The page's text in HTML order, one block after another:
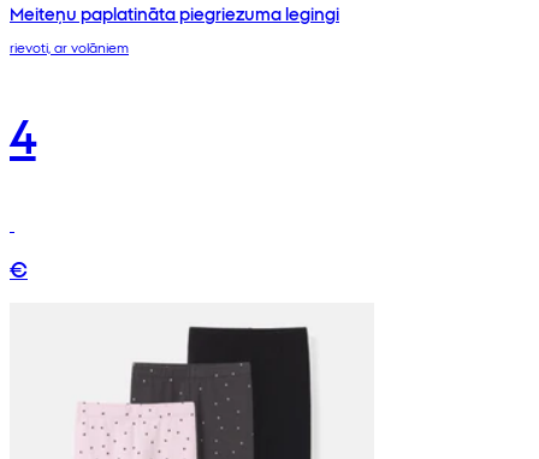
Meiteņu paplatināta piegriezuma legingi
rievoti, ar volāniem
4
€